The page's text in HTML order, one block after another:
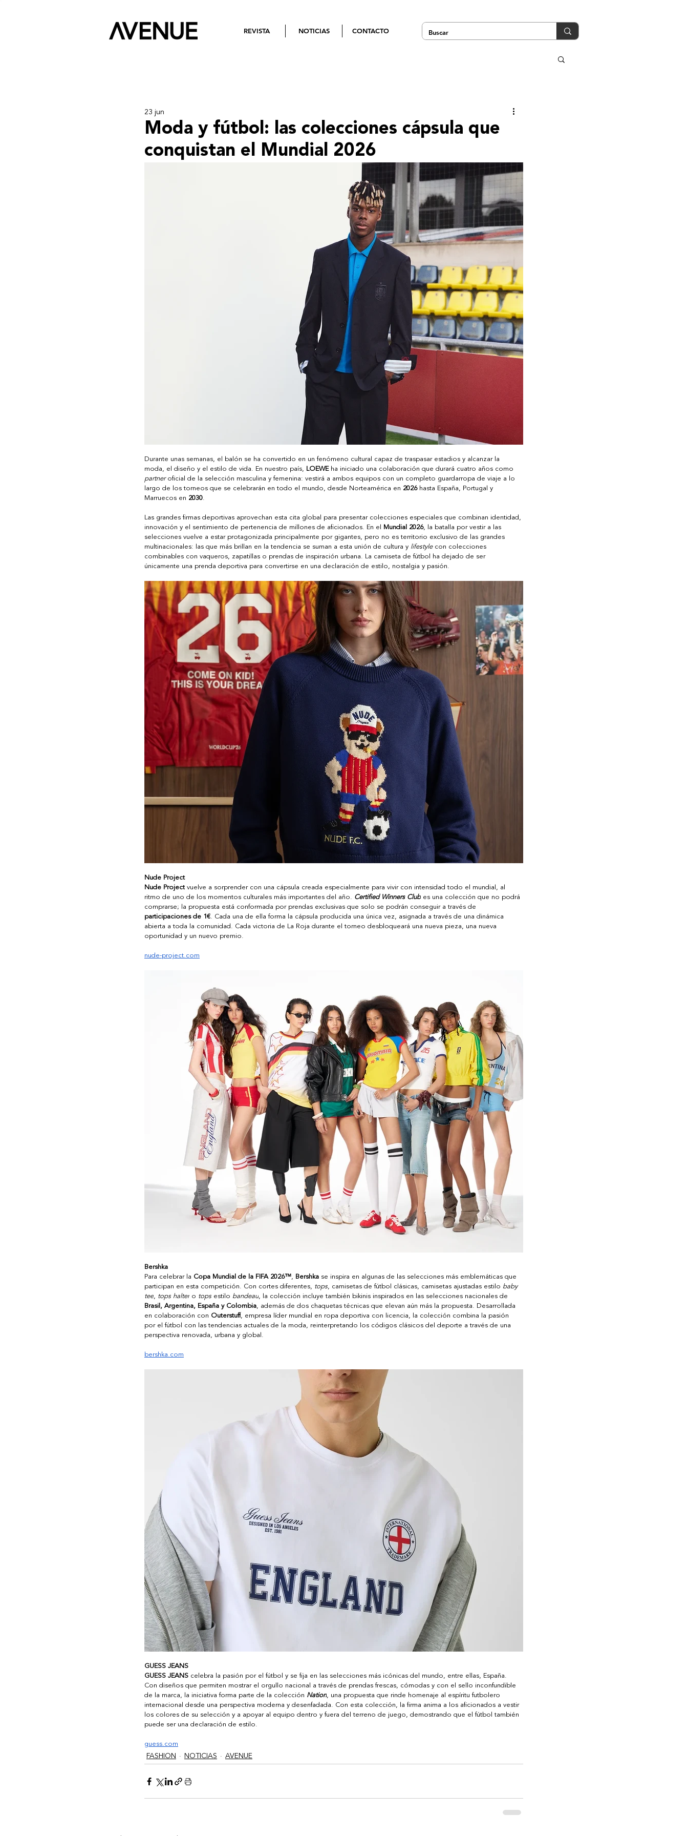
REVISTA NOTICIAS CONTACTO
Moda y fútbol: las colecciones cápsula que
conquistan el Mundial 2026
23 jun
Durante unas semanas, el balón se ha convertido en un fenómeno cultural capaz de traspasar estadios y alcanzar la
moda, el diseño y el estilo de vida. En nuestro país, LOEWE ha iniciado una colaboración que durará cuatro años como
partner oficial de la selección masculina y femenina: vestirá a ambos equipos con un completo guardarropa de viaje a lo
largo de los torneos que se celebrarán en todo el mundo, desde Norteamérica en 2026 hasta España, Portugal y
Marruecos en 2030.
Las grandes firmas deportivas aprovechan esta cita global para presentar colecciones especiales que combinan identidad,
innovación y el sentimiento de pertenencia de millones de aficionados. En el
Mundial 2026, la batalla por vestir a las
selecciones vuelve a estar protagonizada principalmente por gigantes, pero no es territorio exclusivo de las grandes
multinacionales: las que más brillan en la tendencia se suman a esta unión de cultura y lifestyle con colecciones
combinables con vaqueros, zapatillas o prendas de inspiración urbana. La camiseta de fútbol ha dejado de ser
únicamente una prenda deportiva para convertirse en una declaración de estilo, nostalgia y pasión.
Nude Project
Nude Project vuelve a sorprender con una cápsula creada especialmente para vivir con intensidad todo el mundial, al
ritmo de uno de los momentos culturales más importantes del año. Certified Winners Club es una colección que no podrá
comprarse; la propuesta está conformada por prendas exclusivas que solo se podrán conseguir a través de
participaciones de 1€. Cada una de ella forma la cápsula producida una única vez, asignada a través de una dinámica
abierta a toda la comunidad. Cada victoria de La Roja durante el torneo desbloqueará una nueva pieza, una nueva
oportunidad y un nuevo premio.
nude-project.com
Bershka
Para celebrar la Copa Mundial de la FIFA 2026™, Bershka se inspira en algunas de las selecciones más emblemáticas que
participan en esta competición. Con cortes diferentes, tops, camisetas de fútbol clásicas, camisetas ajustadas estilo baby
tee, tops halter o tops estilo bandeau, la colección incluye también bikinis inspirados en las selecciones nacionales de
Brasil, Argentina, España y Colombia, además de dos chaquetas técnicas que elevan aún más la propuesta. Desarrollada
en colaboración con Outerstuff, empresa líder mundial en ropa deportiva con licencia, la colección combina la pasión
por el fútbol con las tendencias actuales de la moda, reinterpretando los códigos clásicos del deporte a través de una
perspectiva renovada, urbana y global .
bershka.com
GUESS JEANS
GUESS JEANS celebra la pasión por el fútbol y se fija en las selecciones más icónicas del mundo, entre ellas, España.
Con diseños que permiten mostrar el orgullo nacional a través de prendas frescas, cómodas y con el sello inconfundible
de la marca, la iniciativa forma parte de la colección Nation, una propuesta que rinde homenaje al espíritu futbolero
internacional desde una perspectiva moderna y desenfadada. Con esta colección, la firma anima a los aficionados a vestir
los colores de su selección y a apoyar al equipo dentro y fuera del terreno de juego, demostrando que el fútbol también
puede ser una declaración de estilo.
guess.com
FASHION NOTICIAS AVENUE